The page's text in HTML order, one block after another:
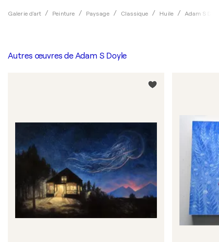
Galerie d'art Peinture Paysage Classique Huile Adam S
Autres œuvres de Adam S Doyle